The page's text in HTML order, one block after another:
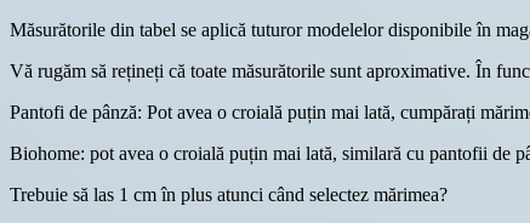
Măsurătorile din tabel se aplică tuturor modelelor disponibile în
Vă rugăm să rețineți că toate măsurătorile sunt aproximative. În
Pantofi de pânză: Pot avea o croială puțin mai lată, cumpărați
Biohome: pot avea o croială puțin mai lată, similară cu pantofii de
Trebuie să las 1 cm în plus atunci când selectez mărimea?